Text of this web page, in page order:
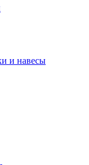
и навесы